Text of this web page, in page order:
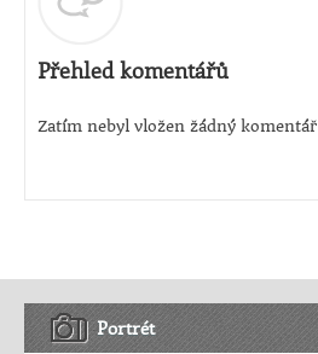
Přehled komentářů
Zatím nebyl vložen žádný komentář
Portrét